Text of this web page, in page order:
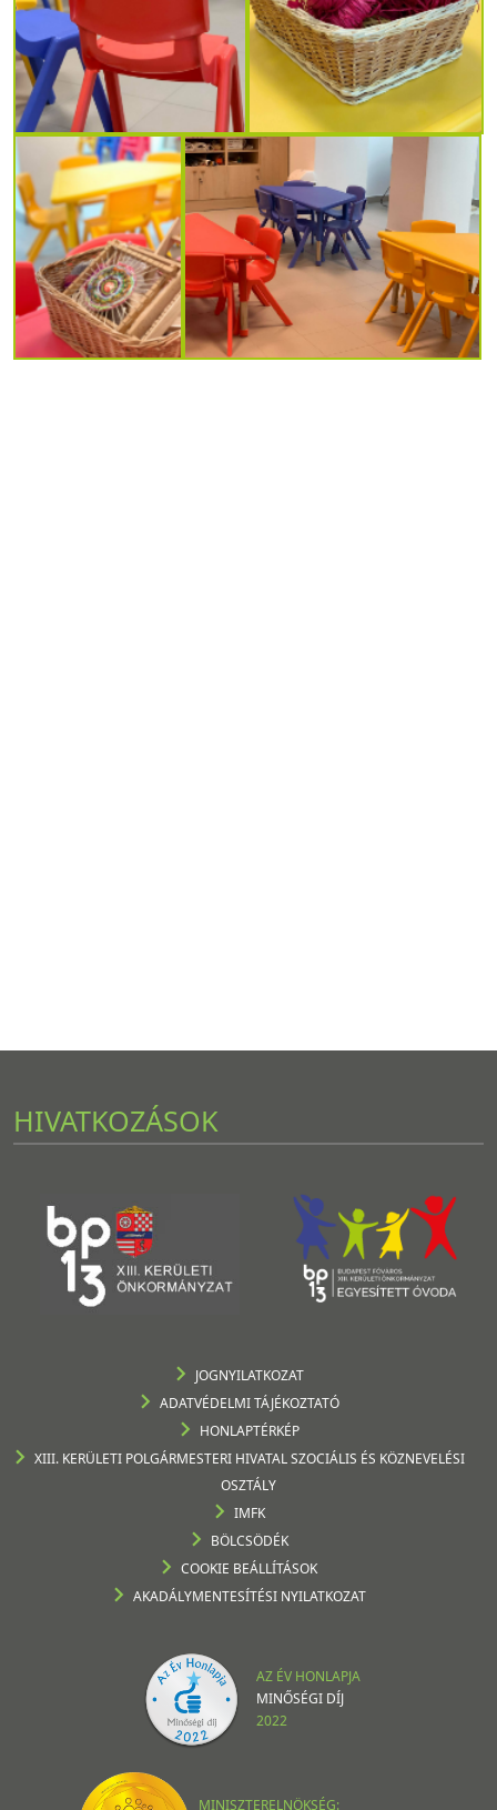
HIVATKOZÁSOK
JOGNYILATKOZAT
ADATVÉDELMI TÁJÉKOZTATÓ
HONLAPTÉRKÉP
XIII. KERÜLETI POLGÁRMESTERI HIVATAL SZOCIÁLIS ÉS KÖZNEVELÉSI
OSZTÁLY
IMFK
BÖLCSÖDÉK
COOKIE BEÁLLÍTÁSOK
AKADÁLYMENTESÍTÉSI NYILATKOZAT
AZ ÉV HONLAPJA
MINŐSÉGI DÍJ
2022
MINISZTERELNÖKSÉG: